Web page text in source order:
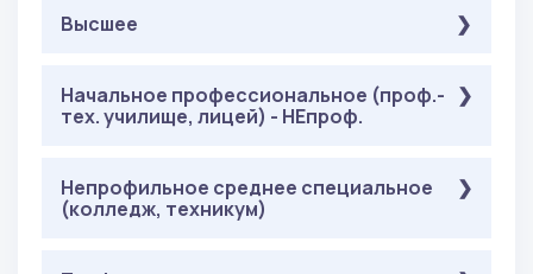
Высшее
Обязательные( Онлайн-тестирование ):
Русский язык : 40 баллов
На выбор( Онлайн-тестирование ):
Начальное профессиональное (проф.-
тех. училище, лицей) - НЕпроф.
Обязательные ( Онлайн-тестирование ):
Русский язык: 40 баллов
Непрофильное среднее специальное
(колледж, техникум)